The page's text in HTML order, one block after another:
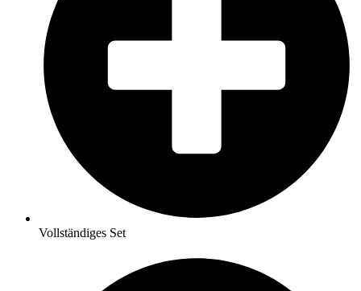
Vollständiges Set